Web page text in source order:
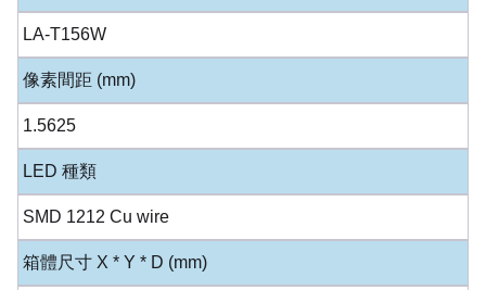
LA-T156W
像素間距 (mm)
1.5625
LED 種類
SMD 1212 Cu wire
箱體尺寸 X * Y * D (mm)